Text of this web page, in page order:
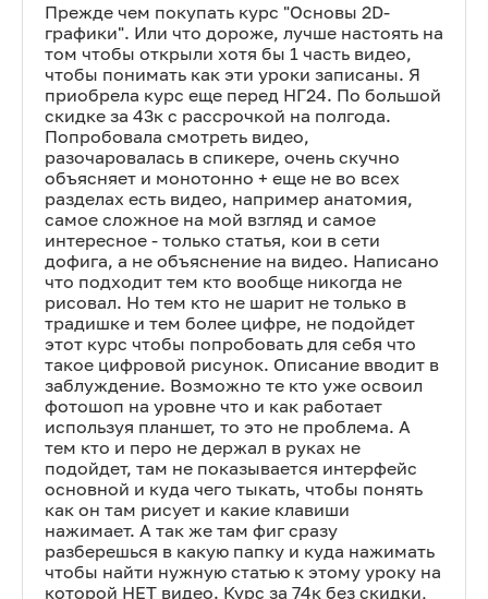
Прежде чем покупать курс "Основы 2D-
графики". Или что дороже, лучше настоять на
том чтобы открыли хотя бы 1 часть видео,
чтобы понимать как эти уроки записаны. Я
приобрела курс еще перед НГ24. По большой
скидке за 43к с рассрочкой на полгода.
Попробовала смотреть видео,
разочаровалась в спикере, очень скучно
объясняет и монотонно + еще не во всех
разделах есть видео, например анатомия,
самое сложное на мой взгляд и самое
интересное - только статья, кои в сети
дофига, а не объяснение на видео. Написано
что подходит тем кто вообще никогда не
рисовал. Но тем кто не шарит не только в
традишке и тем более цифре, не подойдет
этот курс чтобы попробовать для себя что
такое цифровой рисунок. Описание вводит в
заблуждение. Возможно те кто уже освоил
фотошоп на уровне что и как работает
используя планшет, то это не проблема. А
тем кто и перо не держал в руках не
подойдет, там не показывается интерфейс
основной и куда чего тыкать, чтобы понять
как он там рисует и какие клавиши
нажимает. А так же там фиг сразу
разберешься в какую папку и куда нажимать
чтобы найти нужную статью к этому уроку на
которой НЕТ видео. Курс за 74к без скидки,